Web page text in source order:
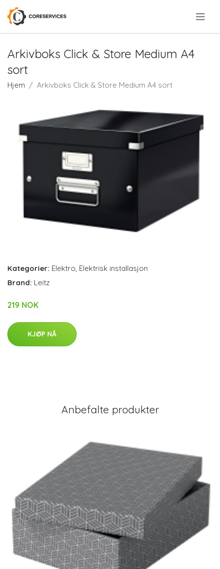
Arkivboks Click & Store Medium A4
sort
Hjem Arkivboks Click & Store Medium A4 sort
Kategorier: Elektro Elektrisk installasjon
Brand: Leitz
219 NOK
KJØP NÅ
Anbefalte produkter